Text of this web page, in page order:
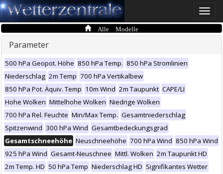
Toggle
Alle Modelle
Parameter
500 hPa Geopot. Höhe 850 hPa Temp. 850 hPa Stromlinien
Niederschlag 2m Temp 700 hPa Vertikalbew
850 hPa Pot. Äquiv. Temp 10m Wind 2m Taupunkt CAPE/LI
Hohe Wolken Mittelhohe Wolken Niedrige Wolken
700 hPa Rel. Feuchte Min/Max Temp. Gesamtniederschlag
Spitzenwind 300 hPa Wind Gesamtbedeckungsgrad
Gesamtschneehöhe Neuschneehöhe 700 hPa Wind 850 hPa Wind
925 hPa Wind Gesamt-Neuschnee Mittl. Wolken 2m Taupunkt HD
2m Temp. HD 50 hPa Temp Niederschlag HD Signifikantes Wetter